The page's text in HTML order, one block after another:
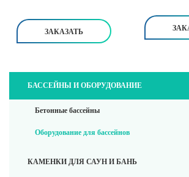
ЗАКАЗАТЬ
БАССЕЙНЫ И ОБОРУДОВАНИЕ
Бетонные бассейны
Оборудование для бассейнов
КАМЕНКИ ДЛЯ САУН И БАНЬ